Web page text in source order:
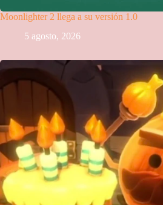
Moonlighter 2 llega a su versión 1.0
5 agosto, 2026